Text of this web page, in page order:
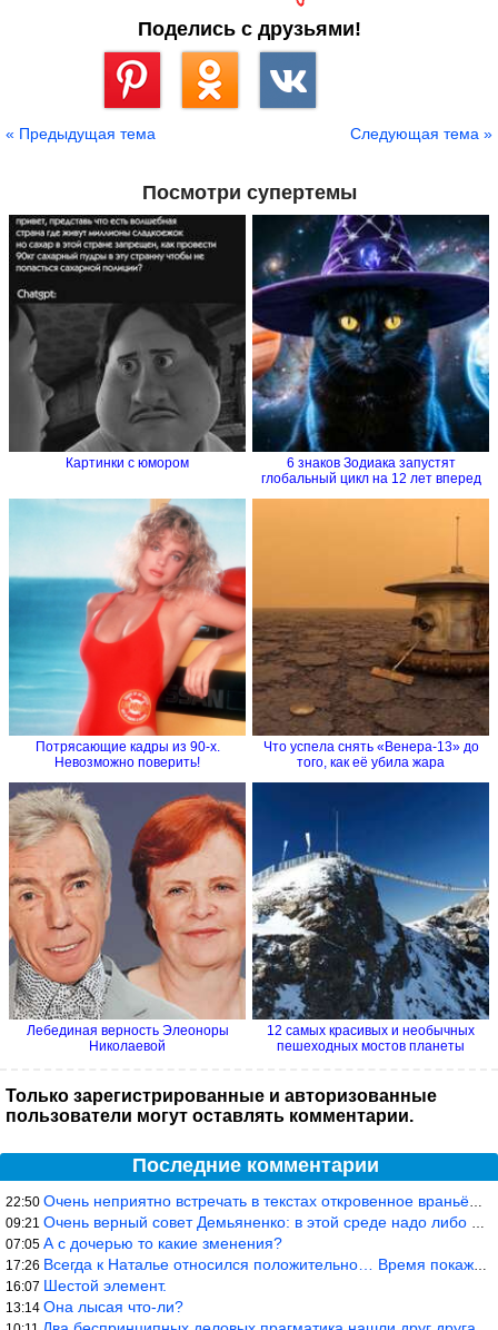
Поделись с друзьями!
« Предыдущая тема Следующая тема »
Посмотри супертемы
Картинки с юмором
6 знаков Зодиака запустят
глобальный цикл на 12 лет вперед
Потрясающие кадры из 90-х.
Невозможно поверить!
Что успела снять «Венера-13» до
того, как её убила жара
Лебединая верность Элеоноры
Николаевой
12 самых красивых и необычных
пешеходных мостов планеты
Только зарегистрированные и авторизованные
пользователи могут оставлять комментарии.
Последние комментарии
22:50 Очень неприятно встречать в текстах откровенное враньё… Конкретн
09:21 Очень верный совет Демьяненко: в этой среде надо либо иметь зубы
07:05 А с дочерью то какие зменения?
17:26 Всегда к Наталье относился положительно… Время покажет, что буде
16:07 Шестой элемент.
13:14 Она лысая что-ли?